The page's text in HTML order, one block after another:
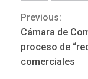
Continue
Reading
Previous:
Cámara de
proceso de
comerciales